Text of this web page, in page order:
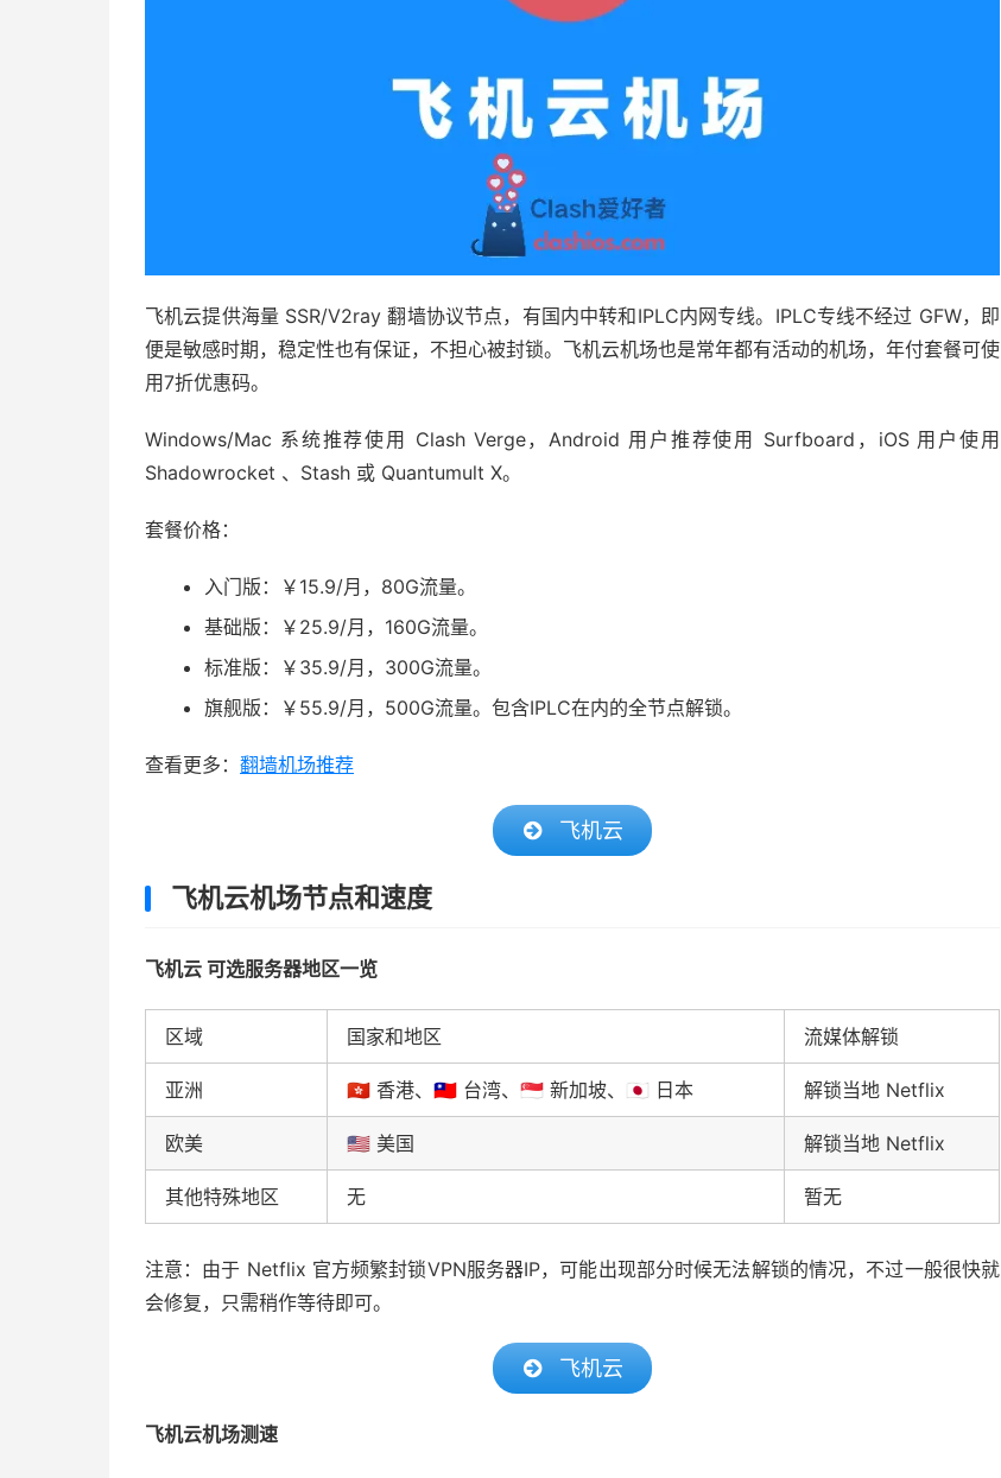
飞机云提供海量 SSR/V2ray 翻墙协议节点，有国内中转和IPLC内网专线。IPLC专线不经过 GFW，即
便是敏感时期，稳定性也有保证，不担心被封锁。飞机云机场也是常年都有活动的机场，年付套餐可使
用7折优惠码。
Windows/Mac 系统推荐使用 Clash Verge，Android 用户推荐使用 Surfboard，iOS 用户使用
Shadowrocket 、Stash 或 Quantumult X。
套餐价格：
入门版：￥15.9/月，80G流量。
基础版：￥25.9/月，160G流量。
标准版：￥35.9/月，300G流量。
旗舰版：￥55.9/月，500G流量。包含IPLC在内的全节点解锁。
查看更多： 翻墙机场推荐
飞机云
飞机云机场节点和速度
飞机云 可选服务器地区一览
区域 国家和地区 流媒体解锁
亚洲 🇭🇰 香港、🇹🇼 台湾、🇸🇬 新加坡、🇯🇵 日本 解锁当地 Netflix
欧美 🇺🇸 美国 解锁当地 Netflix
其他特殊地区 无 暂无
注意：由于 Netflix 官方频繁封锁VPN服务器IP，可能出现部分时候无法解锁的情况，不过一般很快就
会修复，只需稍作等待即可。
飞机云
飞机云机场测速